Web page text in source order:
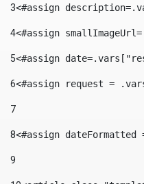
3<#assign
4<#assign
5<#assign
6<#assign request =
7
8<#assign
9